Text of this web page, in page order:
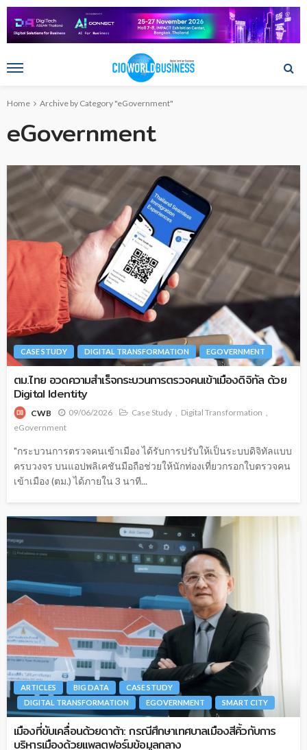
Home Archive by Category "eGovernment"
eGovernment
CASE STUDY DIGITAL TRANSFORMATION EGOVERNMENT
ตม.ไทย อวดความสำเร็จกระบวนการตรวจคนเข้าเมืองดิจิทัล ด้วย
Digital Identity
CWB 09/06/2026 Case Study
Digital Transformation
eGovernment
"กระบวนการตรวจคนเข้าเมือง ได้รับการปรับให้เป็นระบบดิจิทัลแบบ
ครบวงจร บนแอปพลิเคชันมือถือช่วยให้นักท่องเที่ยวกรอกใบตรวจคน
เข้าเมือง (ตม.) ได้ภายใน 3 นาที...
ARTICLES BIG DATA
CASE STUDY
DIGITAL TRANSFORMATION
EGOVERNMENT SMART CITY
เมืองที่ขับเคลื่อนด้วยดาต้า: กรณีศึกษาเทศบาลเมืองสีคิ้วกับการ
บริหารเมืองด้วยแพลตฟอร์มข้อมูลกลาง